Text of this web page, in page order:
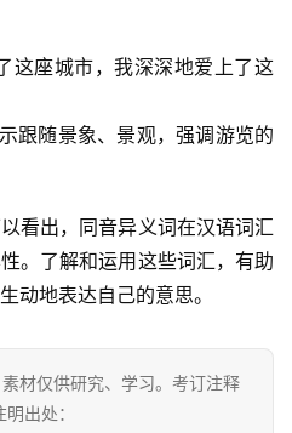
这座城市，我深深地爱上了这
跟随景象、景观，强调游览的
出，同音异义词在汉语词汇
。了解和运用这些词汇，有助
动地表达自己的意思。
材仅供研究、学习。考订注释
出处：